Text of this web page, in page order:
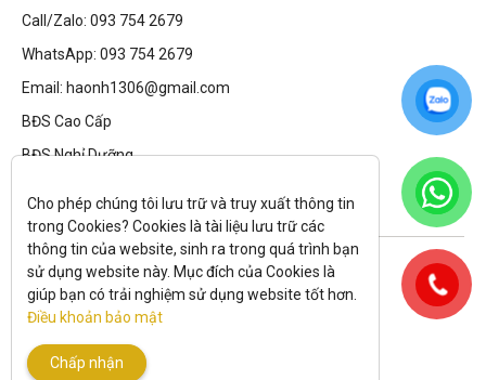
Call/Zalo: 093 754 2679
WhatsApp: 093 754 2679
Email: haonh1306@gmail.com
BĐS Cao Cấp
BĐS Nghỉ Dưỡng
Theo dõi tôi trên:
All rights reserved.
Chính sách bảo mật
Cho phép chúng tôi lưu trữ và truy xuất thông tin
trong Cookies? Cookies là tài liệu lưu trữ các
thông tin của website, sinh ra trong quá trình bạn
sử dụng website này. Mục đích của Cookies là
Điều khoản bảo mật
Chấp nhận